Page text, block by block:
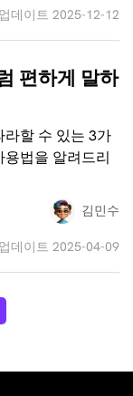
데이트 2025-12-12
편하게 말하
할 수 있는 3가
법을 알려드리
김민수
데이트 2025-04-09